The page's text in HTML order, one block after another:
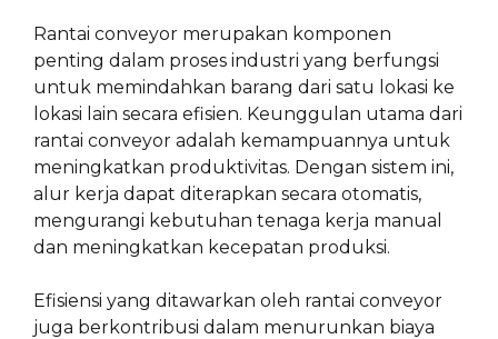
Rantai conveyor merupakan komponen
penting dalam proses industri yang berfungsi
untuk memindahkan barang dari satu lokasi ke
lokasi lain secara efisien. Keunggulan utama dari
rantai conveyor adalah kemampuannya untuk
meningkatkan produktivitas. Dengan sistem ini,
alur kerja dapat diterapkan secara otomatis,
mengurangi kebutuhan tenaga kerja manual
dan meningkatkan kecepatan produksi.
Efisiensi yang ditawarkan oleh rantai conveyor
juga berkontribusi dalam menurunkan biaya